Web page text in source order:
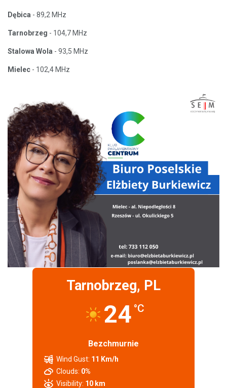
Dębica - 89,2 MHz
Tarnobrzeg - 104,7 MHz
Stalowa Wola - 93,5 MHz
Mielec - 102,4 MHz
Tarnobrzeg, PL
24 °C
Bezchmurnie
Wind Gust: 11 Km/h
Clouds: 0%
Visibility: 10 km